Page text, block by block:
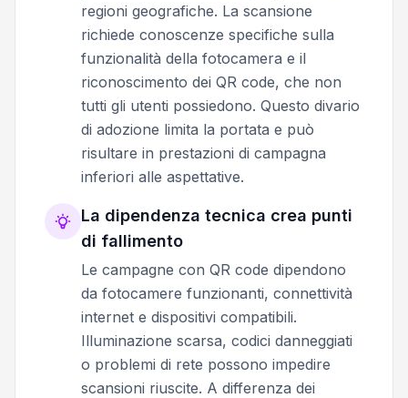
regioni geografiche. La scansione
richiede conoscenze specifiche sulla
funzionalità della fotocamera e il
riconoscimento dei QR code, che non
tutti gli utenti possiedono. Questo divario
di adozione limita la portata e può
risultare in prestazioni di campagna
inferiori alle aspettative.
La dipendenza tecnica crea punti
di fallimento
Le campagne con QR code dipendono
da fotocamere funzionanti, connettività
internet e dispositivi compatibili.
Illuminazione scarsa, codici danneggiati
o problemi di rete possono impedire
scansioni riuscite. A differenza dei